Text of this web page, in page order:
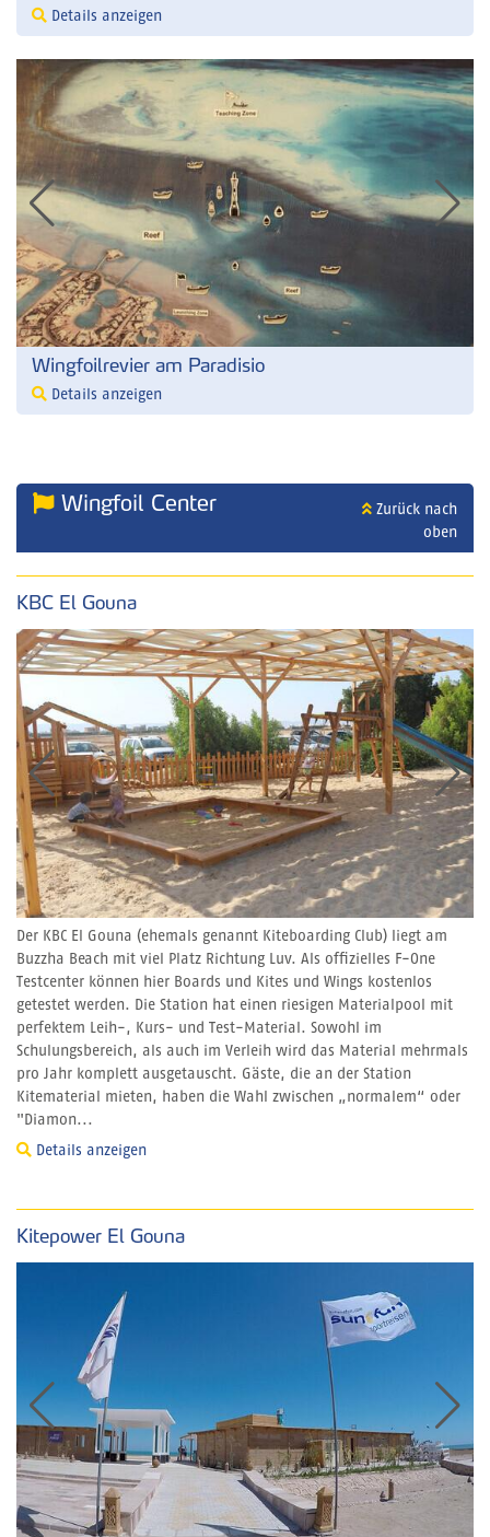
Details anzeigen
Wingfoilrevier am Paradisio
Details anzeigen
Wingfoil Center
Zurück nach
oben
KBC El Gouna
Der KBC El Gouna (ehemals genannt Kiteboarding Club) liegt am
Buzzha Beach mit viel Platz Richtung Luv. Als offizielles F-One
Testcenter können hier Boards und Kites und Wings kostenlos
getestet werden. Die Station hat einen riesigen Materialpool mit
perfektem Leih-, Kurs- und Test-Material. Sowohl im
Schulungsbereich, als auch im Verleih wird das Material mehrmals
pro Jahr komplett ausgetauscht. Gäste, die an der Station
Kitematerial mieten, haben die Wahl zwischen „normalem“ oder
"Diamon...
Details anzeigen
Kitepower El Gouna